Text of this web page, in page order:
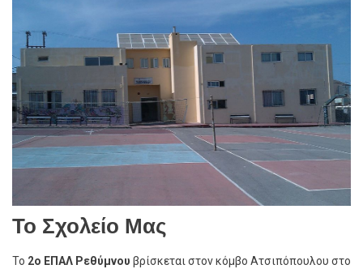
Το Σχολείο Μας
Το 2ο ΕΠΑΛ Ρεθύμνου βρίσκεται στον κόμβο Ατσιπόπουλου στο